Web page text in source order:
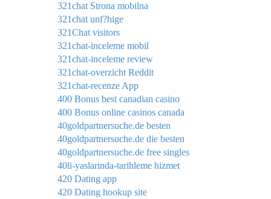
321chat Strona mobilna
321chat unf?hige
321Chat visitors
321chat-inceleme mobil
321chat-inceleme review
321chat-overzicht Reddit
321chat-recenze App
400 Bonus best canadian casino
400 Bonus online casinos canada
40goldpartnersuche.de besten
40goldpartnersuche.de die besten
40goldpartnersuche.de free singles
40li-yaslarinda-tarihleme hizmet
420 Dating app
420 Dating hookup site